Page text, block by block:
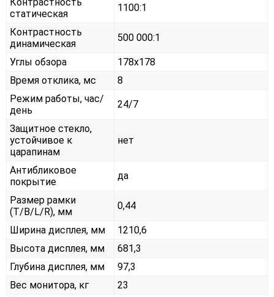
статическая
1100:1
Контрастность
динамическая
500 000:1
Углы обзора
178x178
Время отклика, мс
8
Режим работы, час/
день
24/7
Защитное стекло,
устойчивое к
царапинам
нет
Антибликовое
покрытие
да
Размер рамки
(T/B/L/R), мм
0,44
Ширина дисплея, мм
1210,6
Высота дисплея, мм
681,3
Глубина дисплея, мм
97,3
Вес монитора, кг
23